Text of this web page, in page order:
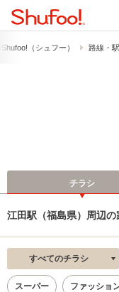
（シュフー） 路線・
チラシ
江田駅（福島県）周辺
すべてのチラシ
スーパー ファッショ